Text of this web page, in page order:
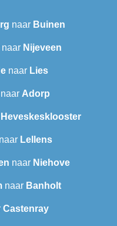
naar Buinen
Nijeveen
naar Lies
naar Adorp
Heveskesklooster‎
naar Lellens
naar Niehove
naar Banholt
Castenray